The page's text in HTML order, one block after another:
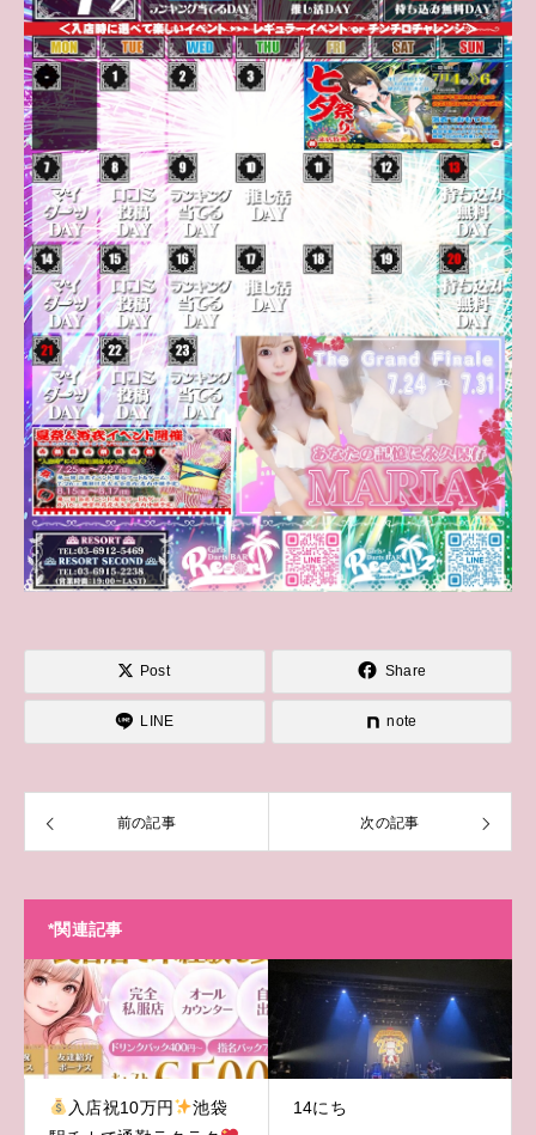
Post Share
LINE note
前の記事 次の記事
*関連記事
入店祝10万円
池袋
14にち